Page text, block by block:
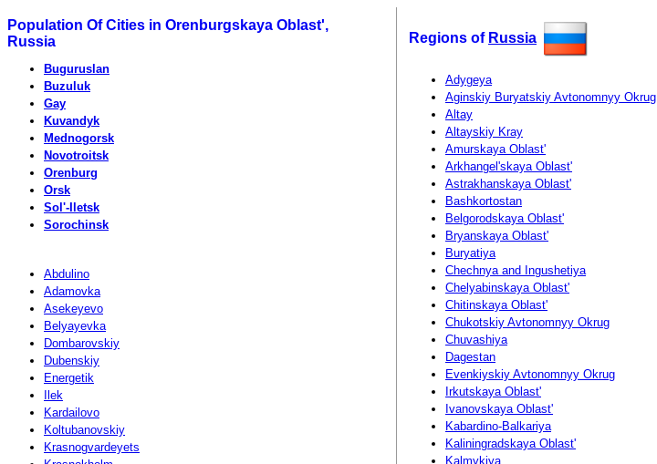
Population Of Cities in Orenburgskaya Oblast',
Russia
Buguruslan
Buzuluk
Gay
Kuvandyk
Mednogorsk
Novotroitsk
Orenburg
Orsk
Sol'-Iletsk
Sorochinsk
Abdulino
Adamovka
Asekeyevo
Belyayevka
Dombarovskiy
Dubenskiy
Energetik
Ilek
Kardailovo
Koltubanovskiy
Krasnogvardeyets
Regions of Russia
Adygeya
Aginskiy Buryatskiy Avtonomnyy Okrug
Altay
Altayskiy Kray
Amurskaya Oblast'
Arkhangel'skaya Oblast'
Astrakhanskaya Oblast'
Bashkortostan
Belgorodskaya Oblast'
Bryanskaya Oblast'
Buryatiya
Chechnya and Ingushetiya
Chelyabinskaya Oblast'
Chitinskaya Oblast'
Chukotskiy Avtonomnyy Okrug
Chuvashiya
Dagestan
Evenkiyskiy Avtonomnyy Okrug
Irkutskaya Oblast'
Ivanovskaya Oblast'
Kabardino-Balkariya
Kaliningradskaya Oblast'
Kalmykiya